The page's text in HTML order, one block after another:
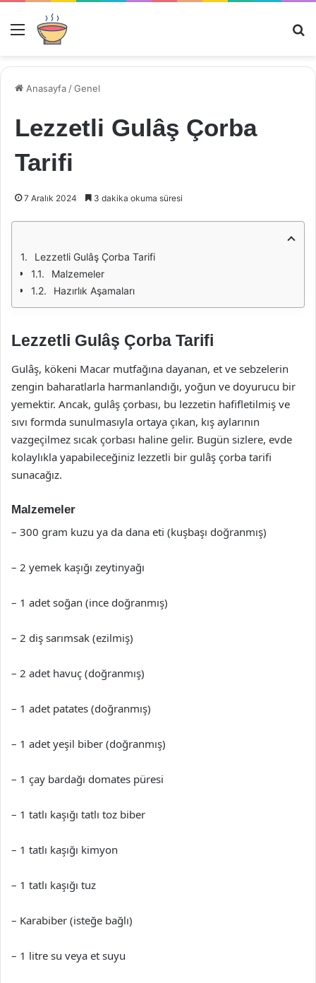
Menü
Anasayfa /Genel
Lezzetli Gulâş Çorba
Tarifi
7 Aralık 2024 3 dakika okuma süresi
Lezzetli Gulâş Çorba Tarifi
Malzemeler
Hazırlık Aşamaları
Lezzetli Gulâş Çorba Tarifi
Gulâş, kökeni Macar mutfağına dayanan, et ve sebzelerin
zengin baharatlarla harmanlandığı, yoğun ve doyurucu bir
yemektir. Ancak, gulâş çorbası, bu lezzetin hafifletilmiş ve
sıvı formda sunulmasıyla ortaya çıkan, kış aylarının
vazgeçilmez sıcak çorbası haline gelir. Bugün sizlere, evde
kolaylıkla yapabileceğiniz lezzetli bir gulâş çorba tarifi
sunacağız.
Malzemeler
– 300 gram kuzu ya da dana eti (kuşbaşı doğranmış)
– 2 yemek kaşığı zeytinyağı
– 1 adet soğan (ince doğranmış)
– 2 diş sarımsak (ezilmiş)
– 2 adet havuç (doğranmış)
– 1 adet patates (doğranmış)
– 1 adet yeşil biber (doğranmış)
– 1 çay bardağı domates püresi
– 1 tatlı kaşığı tatlı toz biber
– 1 tatlı kaşığı kimyon
– 1 tatlı kaşığı tuz
– Karabiber (isteğe bağlı)
– 1 litre su veya et suyu